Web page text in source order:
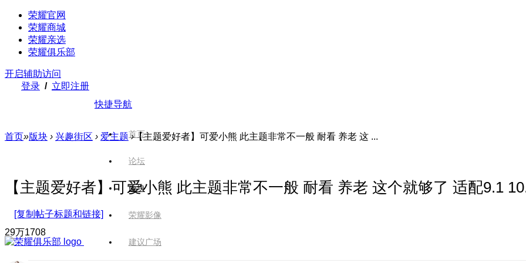
荣耀官网
荣耀商城
荣耀亲选
荣耀俱乐部
开启辅助访问
登录 / 立即注册
快捷导航
首页
论坛
版块
荣耀影像
建议广场
首页»版块 › 兴趣街区 › 爱主题 ›【主题爱好者】可爱小熊 此主题非常不一般 耐看 养老 这 ...
【主题爱好者】可爱小熊 此主题非常不一般 耐看 养老 这个就够了 适配9.1
[复制帖子标题和链接]
29万1708